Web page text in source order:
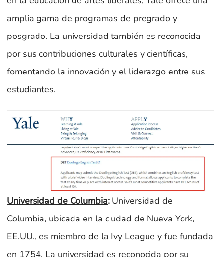
amplia gama de programas de pregrado y
posgrado. La universidad también es reconocida
por sus contribuciones culturales y científicas,
fomentando la innovación y el liderazgo entre sus
estudiantes.
Universidad de Columbia: Universidad de
Columbia, ubicada en la ciudad de Nueva York,
EE.UU., es miembro de la Ivy League y fue fundada
en 1754. La universidad es reconocida por su